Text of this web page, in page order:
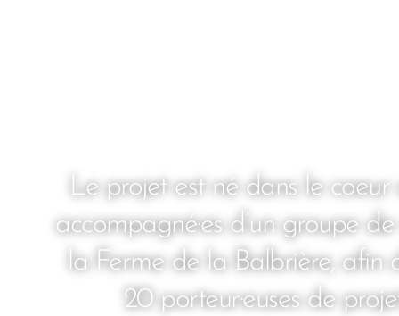
Le projet est né dans le
accompagné·es d’un groupe
la Ferme de la Balbrière, afin
20 porteur·euses de